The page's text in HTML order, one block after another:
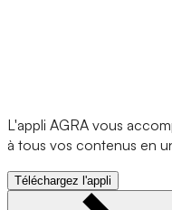
L'appli AGRA vous
à tous vos contenus en
Téléchargez l'appli